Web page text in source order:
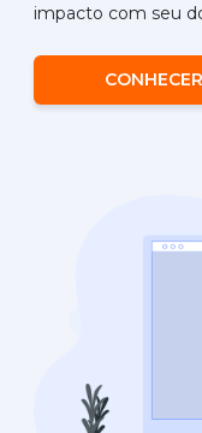
impacto com seu